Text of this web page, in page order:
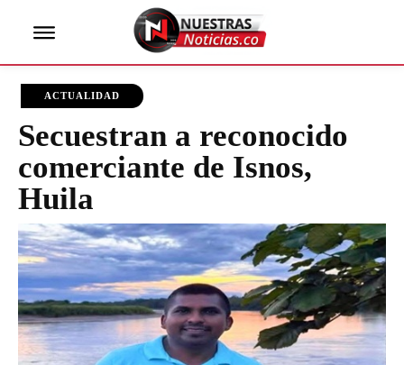
ACTUALIDAD
Secuestran a reconocido
comerciante de Isnos,
Huila